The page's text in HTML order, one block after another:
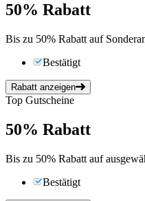
50% Rabatt
Bis zu 50% Rabatt auf
Bestätigt
Rabatt anzeigen
Top Gutscheine
50% Rabatt
Bis zu 50% Rabatt auf
Bestätigt